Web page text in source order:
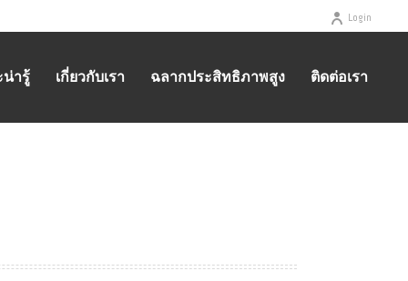
Login
น่ารู้ เกี่ยวกับเรา ฉลากประสิทธิภาพสูง ติดต่อเรา